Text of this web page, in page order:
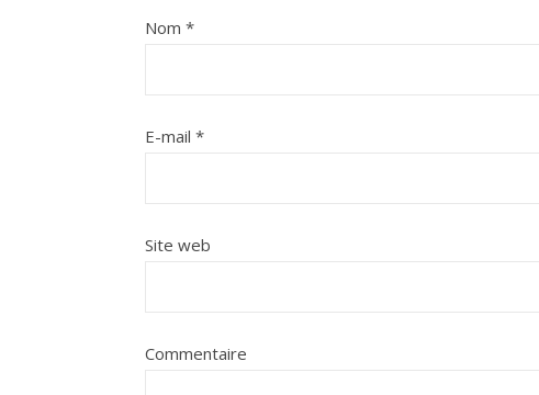
Nom *
E-mail *
Site web
Commentaire